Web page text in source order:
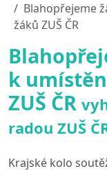
Blahopřejeme
žáků ZUŠ ČR
k
ZUŠ ČR
radou ZUŠ
Krajské kolo